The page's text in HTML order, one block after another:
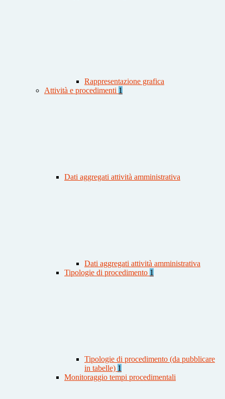
Rappresentazione grafica
Attività e procedimenti 1
Dati aggregati attività amministrativa
Dati aggregati attività amministrativa
Tipologie di procedimento 1
Tipologie di procedimento (da pubblicare
in tabelle) 1
Monitoraggio tempi procedimentali